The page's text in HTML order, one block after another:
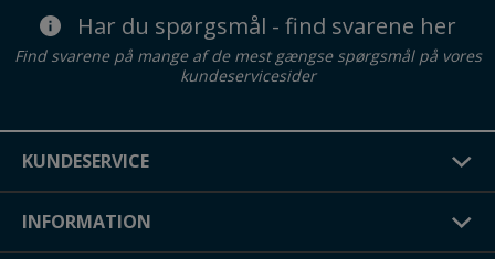
Har du spørgsmål - find svarene her
Find svarene på mange af de mest gængse spørgsmål på vores
kundeservicesider
KUNDESERVICE
INFORMATION